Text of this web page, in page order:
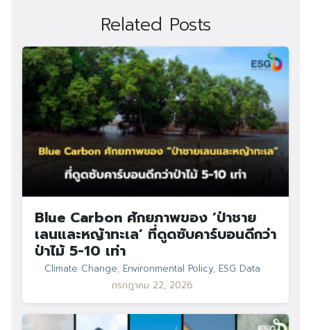
Related Posts
Blue Carbon ศักยภาพของ ‘ป่าชาย
เลนและหญ้าทะเล’ ที่ดูดซับคาร์บอนดีกว่า
ป่าไม้ 5-10 เท่า
Climate Change, Environmental Policy, ESG Data
กรกฎาคม 22, 2026